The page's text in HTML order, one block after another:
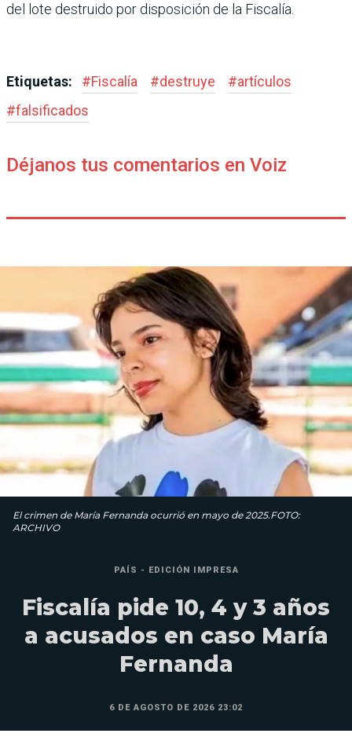
del lote destruido por disposición de la Fiscalía.
Etiquetas: #Fiscalía #destruye #artículos
#falsificados
Déjanos tus comentarios en Voiz
El crimen de María Fernanda ocurrió en mayo de 2025.FOTO:
ARCHIVO
PAÍS - EDICIÓN IMPRESA
Fiscalía pide 10, 4 y 3 años
a acusados en caso María
Fernanda
6 DE AGOSTO DE 2026 23:02